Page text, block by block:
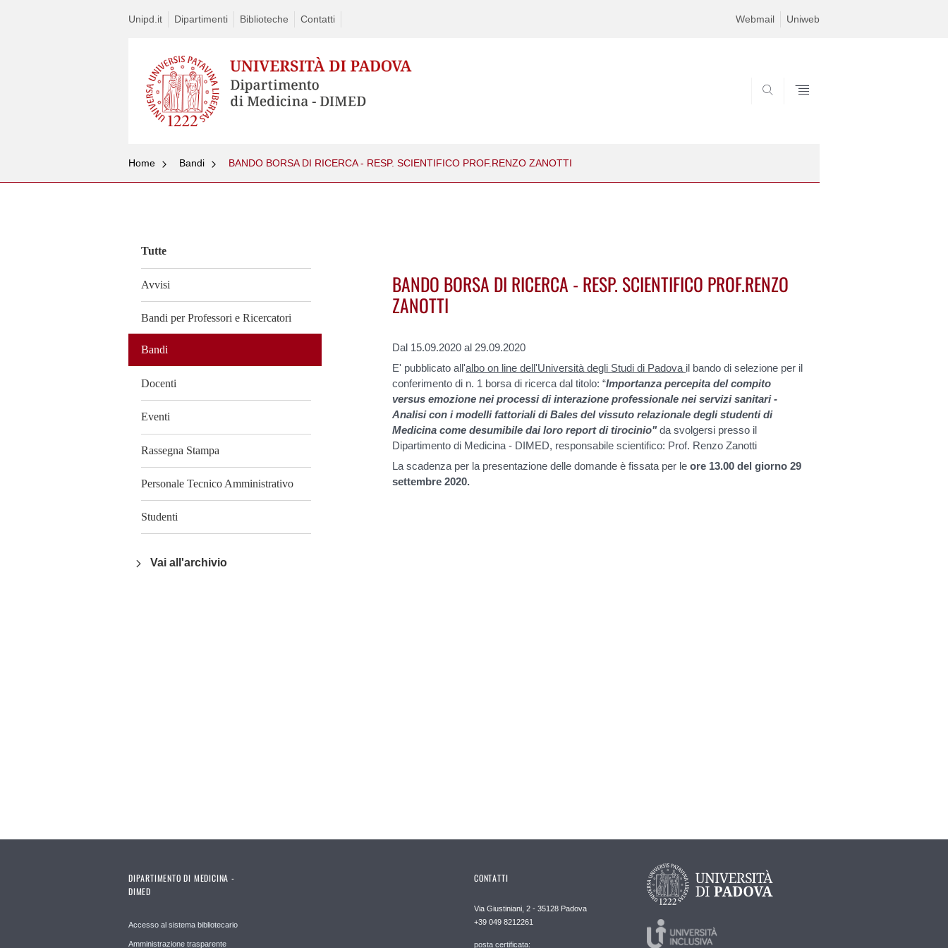
Unipd.it Dipartimenti Biblioteche Contatti Webmail Uniweb
Home Bandi BANDO BORSA DI RICERCA - RESP. SCIENTIFICO PROF.RENZO ZANOTTI
Tutte
Avvisi
Bandi per Professori e Ricercatori
Bandi
Docenti
Eventi
Rassegna Stampa
Personale Tecnico Amministrativo
Studenti
Vai all'archivio
BANDO BORSA DI RICERCA - RESP. SCIENTIFICO PROF.RENZO
ZANOTTI
Dal 15.09.2020 al 29.09.2020
E' pubblicato all'albo on line dell'Università degli Studi di Padova il bando di selezione per il
conferimento di n. 1 borsa di ricerca dal titolo: “Importanza percepita del compito
versus emozione nei processi di interazione professionale nei servizi sanitari -
Analisi con i modelli fattoriali di Bales del vissuto relazionale degli studenti di
Medicina come desumibile dai loro report di tirocinio"da svolgersi presso il
Dipartimento di Medicina - DIMED, responsabile scientifico: Prof. Renzo Zanotti
La scadenza per la presentazione delle domande è fissata per leore 13.00 del giorno 29
settembre 2020.
DIPARTIMENTO DI MEDICINA -
DIMED
Accesso al sistema bibliotecario
Amministrazione trasparente
CONTATTI
Via Giustiniani, 2 - 35128 Padova
+39 049 8212261
posta certificata: